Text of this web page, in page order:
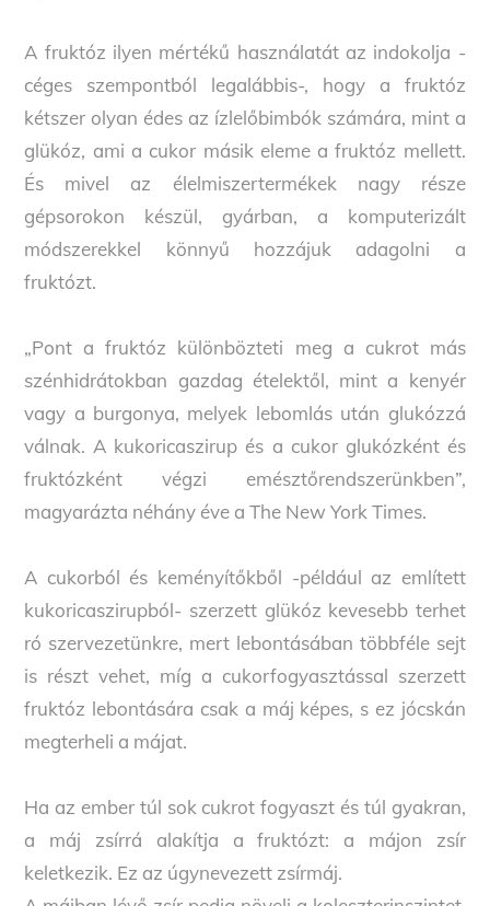
A fruktóz ilyen mértékű használatát az indokolja -
céges szempontból legalábbis-, hogy a fruktóz
kétszer olyan édes az ízlelőbimbók számára, mint a
glükóz, ami a cukor másik eleme a fruktóz mellett.
És mivel az élelmiszertermékek nagy része
gépsorokon készül, gyárban, a komputerizált
módszerekkel könnyű hozzájuk adagolni a
fruktózt.
„Pont a fruktóz különbözteti meg a cukrot más
szénhidrátokban gazdag ételektől, mint a kenyér
vagy a burgonya, melyek lebomlás után glukózzá
válnak. A kukoricaszirup és a cukor glukózként és
fruktózként végzi emésztőrendszerünkben”,
magyarázta néhány éve a The New York Times.
A cukorból és keményítőkből -például az említett
kukoricaszirupból- szerzett glükóz kevesebb terhet
ró szervezetünkre, mert lebontásában többféle sejt
is részt vehet, míg a cukorfogyasztással szerzett
fruktóz lebontására csak a máj képes, s ez jócskán
megterheli a májat.
Ha az ember túl sok cukrot fogyaszt és túl gyakran,
a máj zsírrá alakítja a fruktózt: a májon zsír
keletkezik. Ez az úgynevezett zsírmáj.